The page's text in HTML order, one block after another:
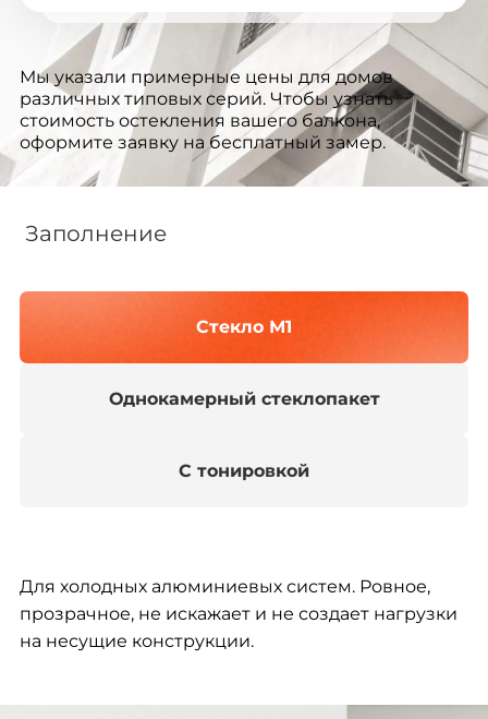
Мы указали примерные цены для домов
различных типовых серий. Чтобы узнать
стоимость остекления вашего балкона,
оформите заявку на бесплатный замер.
Заполнение
Стекло М1
Однокамерный стеклопакет
С тонировкой
Для холодных алюминиевых систем. Ровное,
прозрачное, не искажает и не создает нагрузки
на несущие конструкции.